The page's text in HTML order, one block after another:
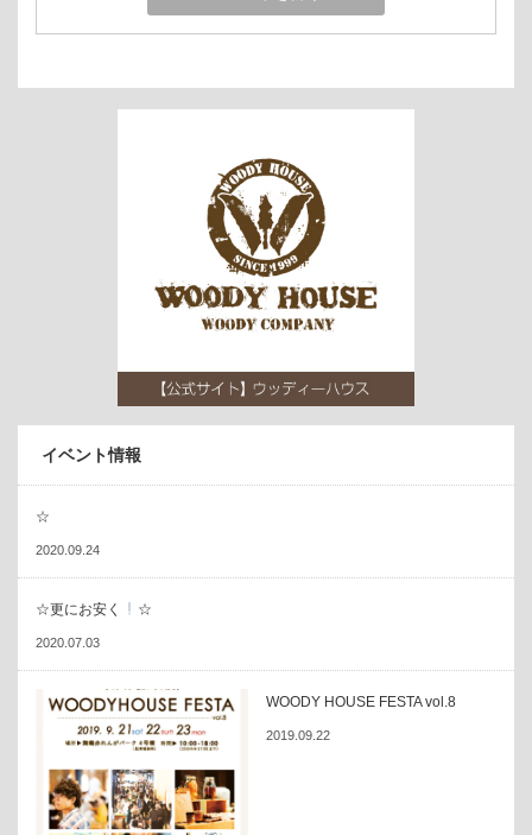
イベント情報
☆
2020.09.24
☆更にお安く ☆
2020.07.03
WOODY HOUSE FESTA vol.8
2019.09.22